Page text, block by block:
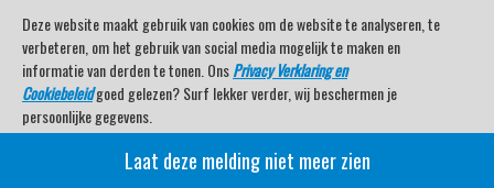
Deze website maakt gebruik van cookies om de website te analyseren, te
verbeteren, om het gebruik van social media mogelijk te maken en
informatie van derden te tonen. OnsPrivacy Verklaring en
Cookiebeleidgoed gelezen? Surf lekker verder, wij beschermen je
persoonlijke gegevens.
Veel kijkplezier met Watersport TV Beleving & Nieuws!
Laat deze melding niet meer zien